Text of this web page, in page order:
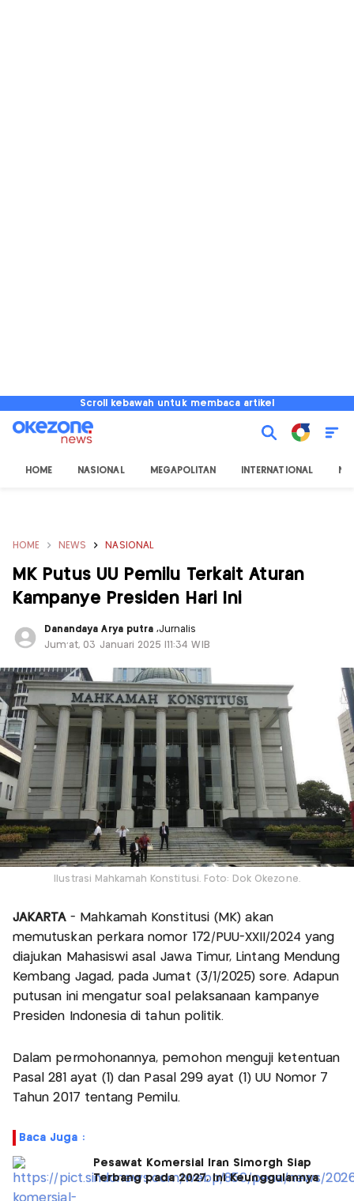
Scroll kebawah untuk membaca artikel
HOME NASIONAL MEGAPOLITAN INTERNATIONAL
HOME NEWS NASIONAL
MK Putus UU Pemilu Terkait Aturan
Kampanye Presiden Hari Ini
Danandaya Arya putra,Jurnalis
Jum'at, 03 Januari 2025 |11:34 WIB
Ilustrasi Mahkamah Konstitusi. Foto: Dok Okezone.
JAKARTA - Mahkamah Konstitusi (MK) akan
memutuskan perkara nomor 172/PUU-XXII/2024 yang
diajukan Mahasiswi asal Jawa Timur, Lintang Mendung
Kembang Jagad, pada Jumat (3/1/2025) sore. Adapun
putusan ini mengatur soal pelaksanaan kampanye
Presiden Indonesia di tahun politik.
Dalam permohonannya, pemohon menguji ketentuan
Pasal 281 ayat (1) dan Pasal 299 ayat (1) UU Nomor 7
Tahun 2017 tentang Pemilu.
Baca Juga :
Pesawat Komersial Iran Simorgh Siap
Terbang pada 2027, Ini Keunggulannya